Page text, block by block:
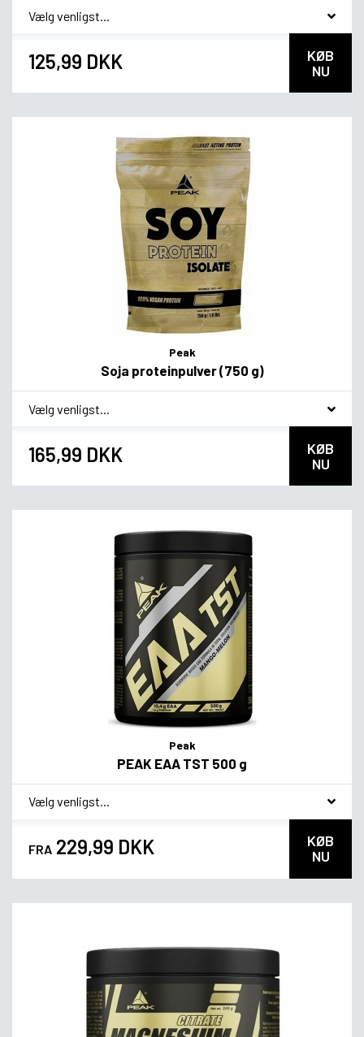
* Smagsvariant
125,99 DKK
KØB
NU
Peak
Soja proteinpulver (750 g)
* Smagsvariant
165,99 DKK
KØB
NU
Peak
PEAK EAA TST 500 g
* Smagsvariant
FRA 229,99 DKK
KØB
NU